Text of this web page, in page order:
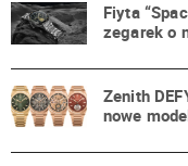
Fiyta
zegarek o
Zenith
nowe